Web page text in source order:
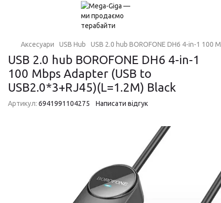
Аксесуари USB Hub USB 2.0 hub BOROFONE DH6 4-in-1 100
USB 2.0 hub BOROFONE DH6 4-in-1
100 Mbps Adapter (USB to
USB2.0*3+RJ45)(L=1.2M) Black
Артикул: 6941991104275 Написати відгук